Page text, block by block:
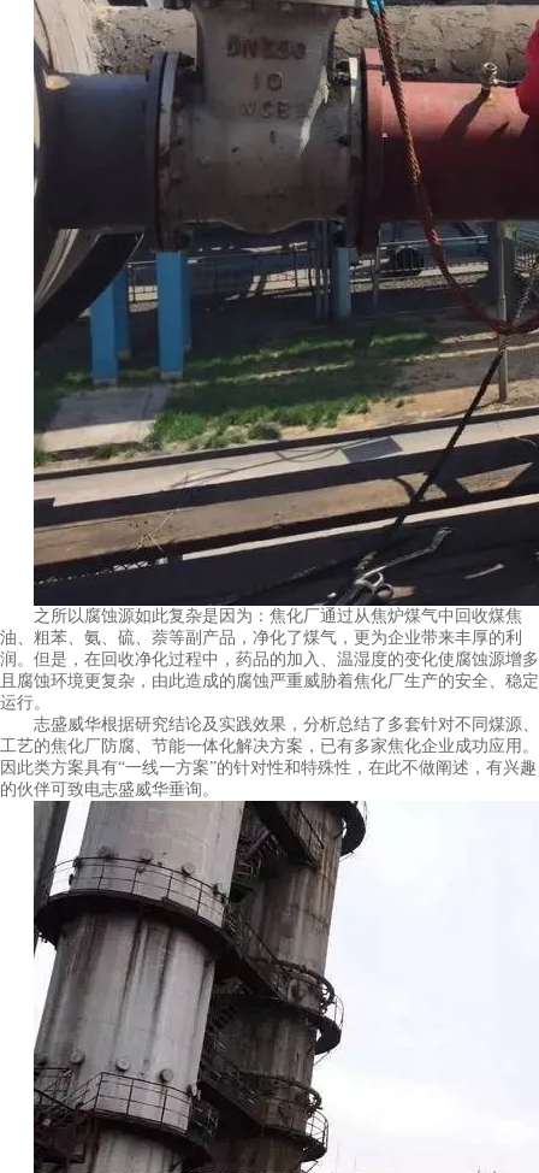
之所以腐蚀源如此复杂是因为：焦化厂通过从焦炉煤气中回收煤焦
油、粗苯、氨、硫、萘等副产品，净化了煤气，更为企业带来丰厚的利
润。但是，在回收净化过程中，药品的加入、温湿度的变化使腐蚀源增多
且腐蚀环境更复杂，由此造成的腐蚀严重威胁着焦化厂生产的安全、稳定
运行。
志盛威华根据研究结论及实践效果，分析总结了多套针对不同煤源、
工艺的焦化厂防腐、节能一体化解决方案，已有多家焦化企业成功应用。
因此类方案具有“一线一方案”的针对性和特殊性，在此不做阐述，有兴趣
的伙伴可致电志盛威华垂询。